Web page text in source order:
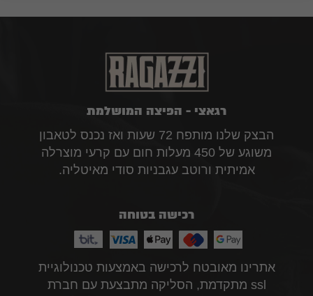
רגאצי - הפיצה המושלמת
הבצק שלנו מותפח 72 שעות ואז נכנס לטאבון
משוגע של 450 מעלות חום עם קרעי מוצרלה
אמיתית ורוטב עגבניות סודי מאיטליה.
רכישה בטוחה
אתרינו מאובטח לרכישה באמצעות טכנולוגיית
ssl מתקדמת, הסליקה מתבצעת עם חברת